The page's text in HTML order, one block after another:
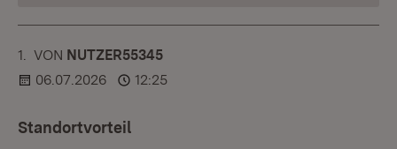
1. KOMMENTAR
VON :NUTZER55345
06.07.2026
12:25
Standortvorteil